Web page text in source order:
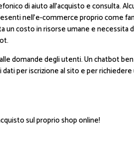
di aiuto all’acquisto e consulta.
nell’e-commerce proprio come
un costo in risorse umane e necessita
domande degli utenti. Un chatbot
per iscrizione al sito e per
sul proprio shop online!